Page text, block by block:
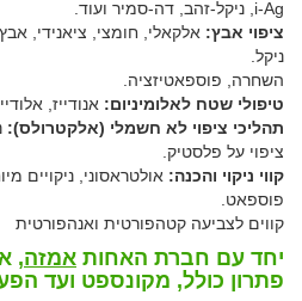
i-Ag, ניקל-זהב, דה-סמיר ועוד.
ציפוי אבץ: אלקאלי, חומצי, ציאנידי,
ניקל.
השחרה, פוספאטיזציה.
טיפולי שטח לאלומיניום: אנודייז,
תהליכי ציפוי לא חשמלי (אלקטרולס):
ציפוי על פלסטיק.
קווי ניקוי והכנה: אולטראסוני, ניקויים
פוספאט.
קווים לצביעה קטהפורטית ואנהפורטית
יחד עם חברת האחות אמזה,
פתרון כולל, מקונספט ועד